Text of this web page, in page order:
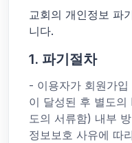
교회의 개인정보 파
니다.
1. 파기절차
- 이용자가 회원가
이 달성된 후 별도의
도의 서류함) 내부
정보보호 사유에 따